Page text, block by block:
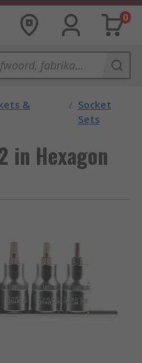
0
&
/ Socket
Sets
in Hexagon